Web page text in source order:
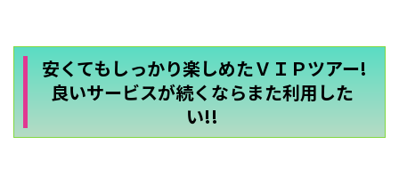
安くてもしっかり楽しめたＶＩＰツアー!
良いサービスが続くならまた利用した
い!!